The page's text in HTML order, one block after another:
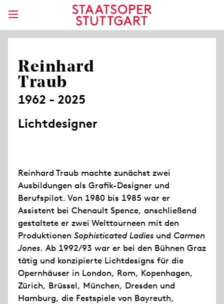
Reinhard
Traub
1962 - 2025
Lichtdesigner
Reinhard Traub machte zunächst zwei
Ausbildungen als Grafik-Designer und
Berufspilot. Von 1980 bis 1985 war er
Assistent bei Chenault Spence, anschließend
gestaltete er zwei Welttourneen mit den
Produktionen Sophisticated Ladies und Carmen
Jones. Ab 1992/93 war er bei den Bühnen Graz
tätig und konzipierte Lichtdesigns für die
Opernhäuser in London, Rom, Kopenhagen,
Zürich, Brüssel, München, Dresden und
Hamburg, die Festspiele von Bayreuth,